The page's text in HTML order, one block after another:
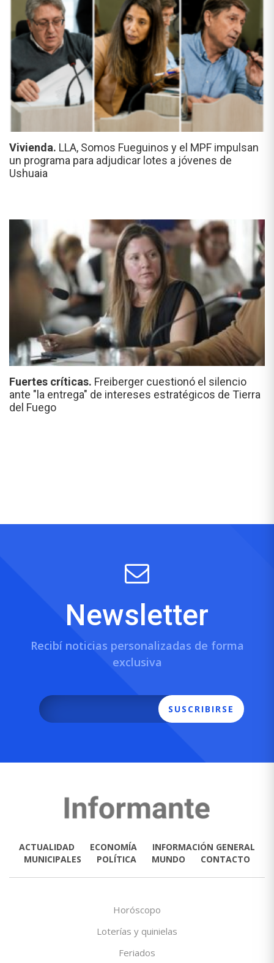
Vivienda. LLA, Somos Fueguinos y el MPF impulsan
un programa para adjudicar lotes a jóvenes de
Ushuaia
Fuertes críticas. Freiberger cuestionó el silencio
ante "la entrega" de intereses estratégicos de Tierra
del Fuego
Newsletter
Recibí noticias personalizadas de forma
exclusiva
SUSCRIBIRSE
ACTUALIDAD ECONOMÍA
INFORMACIÓN GENERAL
MUNICIPALES
POLÍTICA MUNDO CONTACTO
Horóscopo
Loterías y quinielas
Feriados